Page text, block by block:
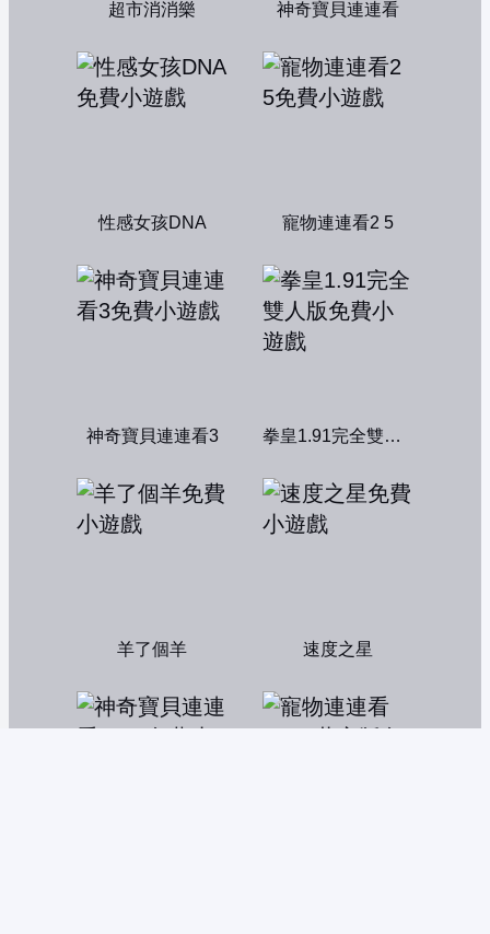
超市消消樂 神奇寶貝連連看
性感女孩DNA 寵物連連看2 5
神奇寶貝連連看3 拳皇1.91完全雙人版
羊了個羊 速度之星